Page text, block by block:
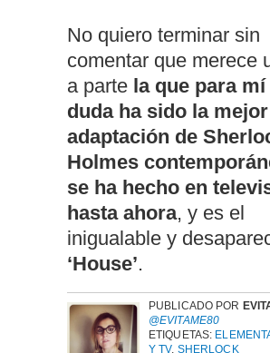
No quiero terminar sin
comentar que merece
a parte la que para
duda ha sido la mejor
adaptación de
Holmes
se ha hecho en
hasta ahora, y es el
inigualable y
‘House’.
PUBLICADO POR
@EVITAME80
ETIQUETAS:
Y TV, SHERLOCK